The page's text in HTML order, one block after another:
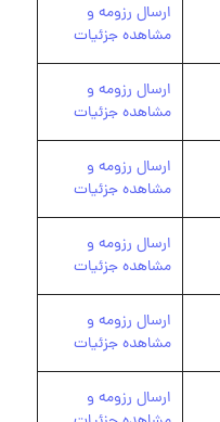
ارسال رزومه و
مشاهده جزئیات
ارسال رزومه و
مشاهده جزئیات
ارسال رزومه و
مشاهده جزئیات
ارسال رزومه و
مشاهده جزئیات
ارسال رزومه و
مشاهده جزئیات
ارسال رزومه و